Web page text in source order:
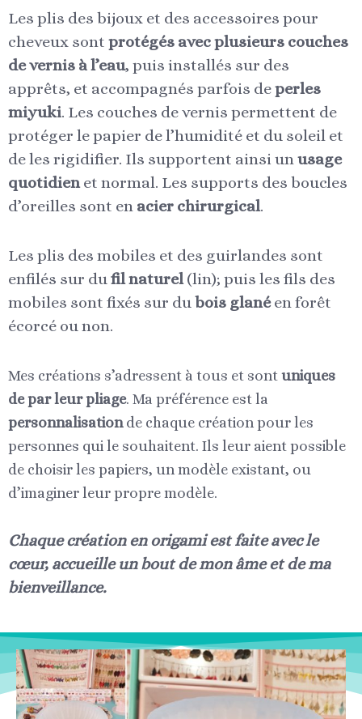
Les plis des bijoux et des accessoires pour
cheveux sont protégés avec plusieurs couches
de vernis à l’eau, puis installés sur des
apprêts, et accompagnés parfois deperles
miyuki. Les couches de vernis permettent de
protéger le papier de l’humidité et du soleil et
de les rigidifier. Ils supportent ainsi unusage
quotidienet normal. Les supports des boucles
d’oreilles sont en acier chirurgical.
Les plis des mobiles et des guirlandes sont
enfilés sur dufil naturel(lin); puis les fils des
mobiles sont fixés sur dubois glanéen forêt
écorcé ou non.
Mes créations s’adressent à tous et sontuniques
de par leur pliage. Ma préférence est la
personnalisationde chaque création pour les
personnes qui le souhaitent. Ils leur aient possible
de choisir les papiers, un modèle existant, ou
d’imaginer leur propre modèle.
Chaque création en origami est faite avec le
cœur, accueille un bout de mon âme et de ma
bienveillance.